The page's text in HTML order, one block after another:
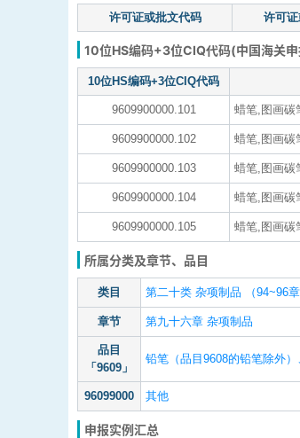
许可证或批文代码 许可
10位HS编码+3位CIQ代码(中国海关
10位HS编码+3位CIQ代码
9609900000.101 蜡笔,图画碳
9609900000.102 蜡笔,图画碳
9609900000.103 蜡笔,图画碳
9609900000.104 蜡笔,图画碳
9609900000.105 蜡笔,图画碳
所属分类及章节、品目
类目 第二十类 杂项制品 （94~96章
章节 第九十六章 杂项制品
品目
「9609」
铅笔（品目9608的铅笔除外
96099000 其他
申报实例汇总